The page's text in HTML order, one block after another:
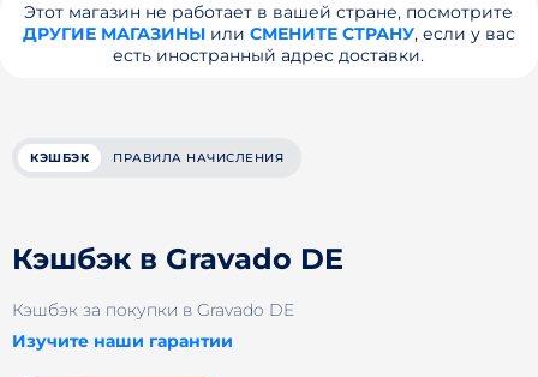
Этот магазин не работает в вашей стране, посмотрите
ДРУГИЕ МАГАЗИНЫили СМЕНИТЕ СТРАНУ, если у вас
есть иностранный адрес доставки.
КЭШБЭК ПРАВИЛА НАЧИСЛЕНИЯ
Кэшбэк в Gravado DE
Кэшбэк за покупки в Gravado DE
Изучите наши гарантии